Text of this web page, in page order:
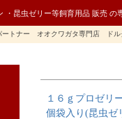
・昆虫ゼリー等飼育用品 販売 の
ートナー オオクワガタ専門店 ドル
１６ｇプロゼリ
個袋入り(昆虫